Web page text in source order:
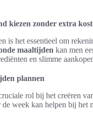
kiezen zonder extra
is het essentieel om
maaltijden kan men
en slimme
plannen
rol bij het creëren
week kan helpen bij het